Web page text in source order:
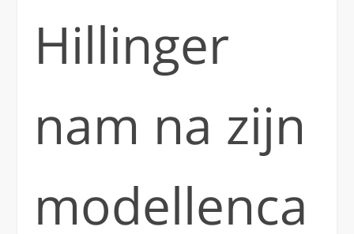
Hillinger
nam na zijn
modellenca